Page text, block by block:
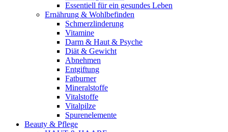
Essentiell für ein gesundes Leben
Ernährung & Wohlbefinden
Schmerzlinderung
Vitamine
Darm & Haut & Psyche
Diät & Gewicht
Abnehmen
Entgiftung
Fatburner
Mineralstoffe
Vitalstoffe
Vitalpilze
Spurenelemente
Beauty & Pflege